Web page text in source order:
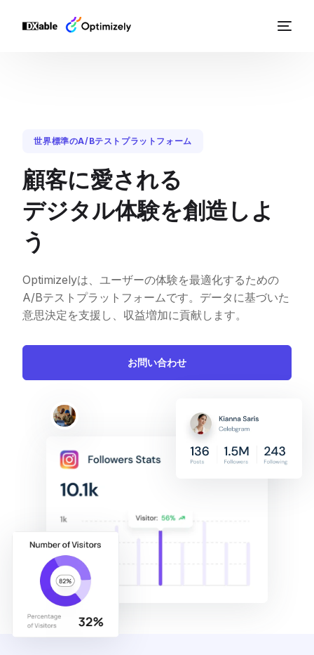
世界標準のA/Bテストプラットフォーム
顧客に愛される
デジタル体験を創造しよ
う
Optimizelyは、ユーザーの体験を最適化するための
A/Bテストプラットフォームです。データに基づいた
意思決定を支援し、収益増加に貢献します。
お問い合わせ